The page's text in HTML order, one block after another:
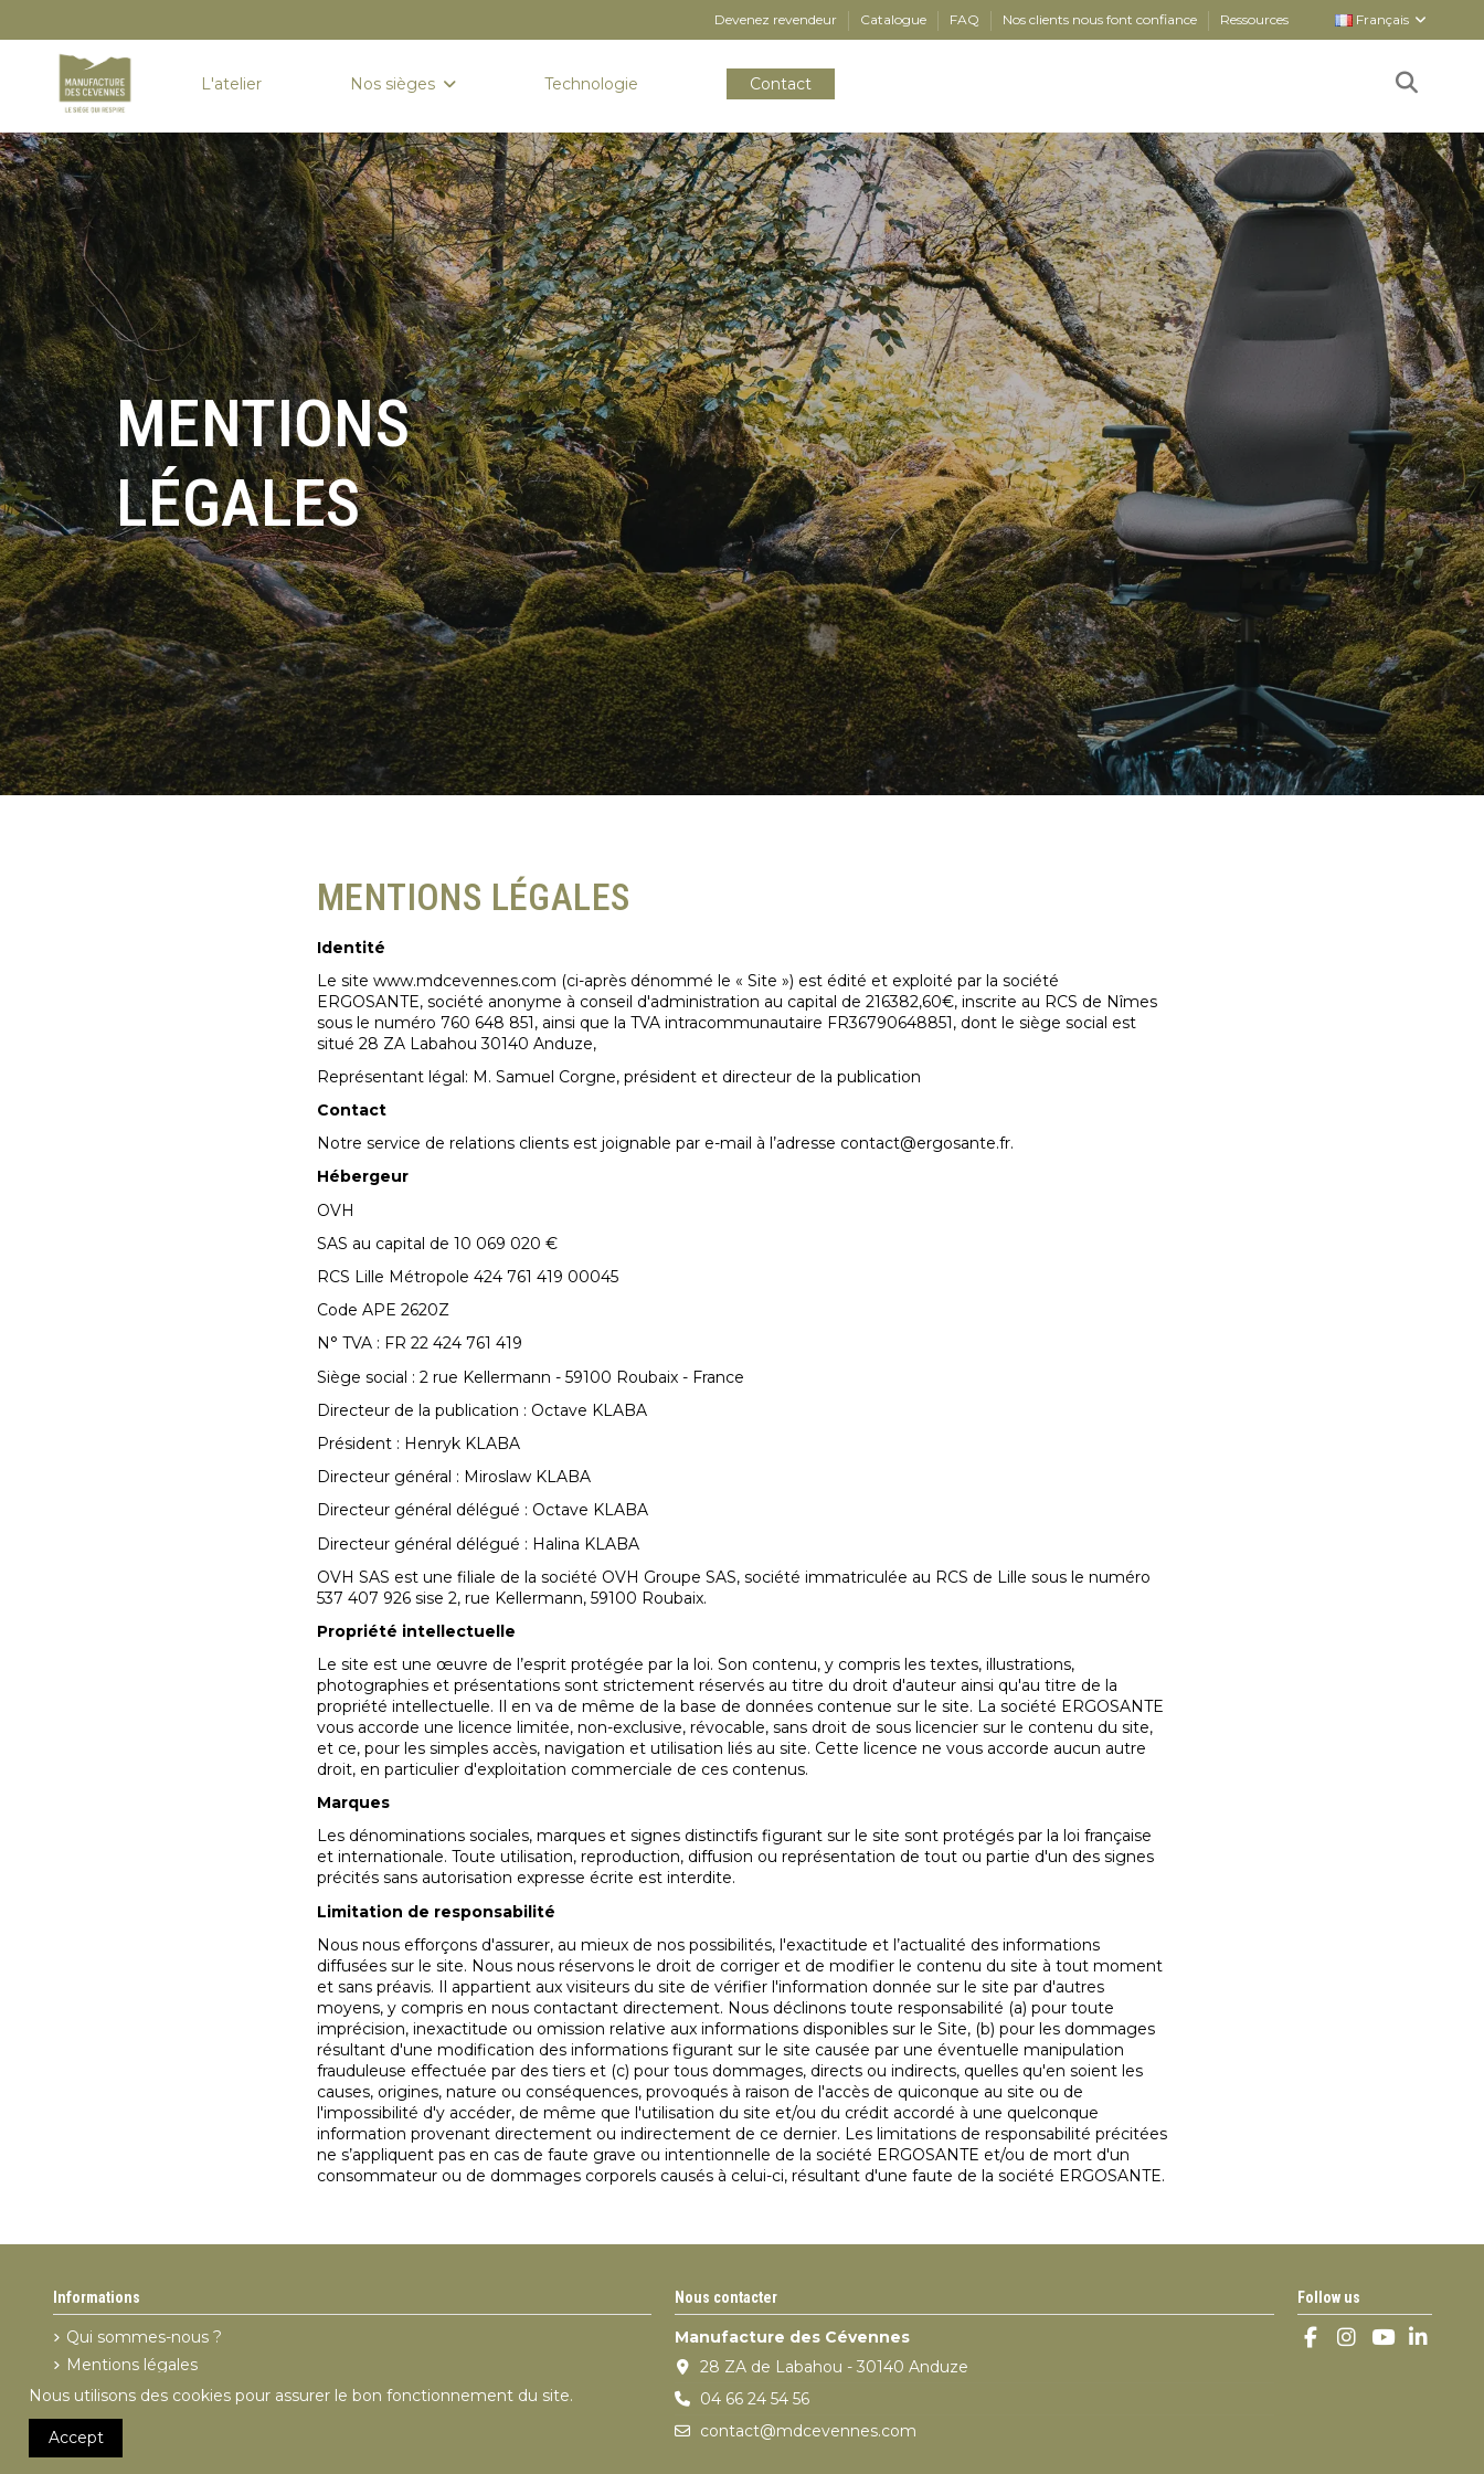
Devenez revendeur Catalogue FAQ Nos clients nous font confiance Ressources Français
L'atelier Nos sièges Technologie Contact
Accueil Mentions légales
Mentions légales
MENTIONS
LÉGALES
MENTIONS LÉGALES
Identité
Le site www.mdcevennes.com (ci-après dénommé le « Site ») est édité et exploité par la société
ERGOSANTE, société anonyme à conseil d'administration au capital de 216382,60€, inscrite au RCS de Nîmes
sous le numéro 760 648 851, ainsi que la TVA intracommunautaire FR36790648851, dont le siège social est
situé 28 ZA Labahou 30140 Anduze,
Représentant légal: M. Samuel Corgne, président et directeur de la publication
Contact
Notre service de relations clients est joignable par e-mail à l’adresse contact@ergosante.fr.
Hébergeur
OVH
SAS au capital de 10 069 020 €
RCS Lille Métropole 424 761 419 00045
Code APE 2620Z
N° TVA : FR 22 424 761 419
Siège social : 2 rue Kellermann - 59100 Roubaix - France
Directeur de la publication : Octave KLABA
Président : Henryk KLABA
Directeur général : Miroslaw KLABA
Directeur général délégué : Octave KLABA
Directeur général délégué : Halina KLABA
OVH SAS est une filiale de la société OVH Groupe SAS, société immatriculée au RCS de Lille sous le numéro
537 407 926 sise 2, rue Kellermann, 59100 Roubaix.
Propriété intellectuelle
Le site est une œuvre de l’esprit protégée par la loi. Son contenu, y compris les textes, illustrations,
photographies et présentations sont strictement réservés au titre du droit d'auteur ainsi qu'au titre de la
propriété intellectuelle. Il en va de même de la base de données contenue sur le site. La société ERGOSANTE
vous accorde une licence limitée, non-exclusive, révocable, sans droit de sous licencier sur le contenu du site,
et ce, pour les simples accès, navigation et utilisation liés au site. Cette licence ne vous accorde aucun autre
droit, en particulier d'exploitation commerciale de ces contenus.
Marques
Les dénominations sociales, marques et signes distinctifs figurant sur le site sont protégés par la loi française
et internationale. Toute utilisation, reproduction, diffusion ou représentation de tout ou partie d'un des signes
précités sans autorisation expresse écrite est interdite.
Limitation de responsabilité
Nous nous efforçons d'assurer, au mieux de nos possibilités, l'exactitude et l’actualité des informations
diffusées sur le site. Nous nous réservons le droit de corriger et de modifier le contenu du site à tout moment
et sans préavis. Il appartient aux visiteurs du site de vérifier l'information donnée sur le site par d'autres
moyens, y compris en nous contactant directement. Nous déclinons toute responsabilité (a) pour toute
imprécision, inexactitude ou omission relative aux informations disponibles sur le Site, (b) pour les dommages
résultant d'une modification des informations figurant sur le site causée par une éventuelle manipulation
frauduleuse effectuée par des tiers et (c) pour tous dommages, directs ou indirects, quelles qu'en soient les
causes, origines, nature ou conséquences, provoqués à raison de l'accès de quiconque au site ou de
l'impossibilité d'y accéder, de même que l'utilisation du site et/ou du crédit accordé à une quelconque
information provenant directement ou indirectement de ce dernier. Les limitations de responsabilité précitées
ne s’appliquent pas en cas de faute grave ou intentionnelle de la société ERGOSANTE et/ou de mort d'un
consommateur ou de dommages corporels causés à celui-ci, résultant d'une faute de la société ERGOSANTE.
Informations
Qui sommes-nous ?
Mentions légales
Données personnelles
Nous contacter
Manufacture des Cévennes
28 ZA de Labahou - 30140 Anduze
04 66 24 54 56
contact@mdcevennes.com
Follow us
Nous utilisons des cookies pour assurer le bon fonctionnement du site.
Accept